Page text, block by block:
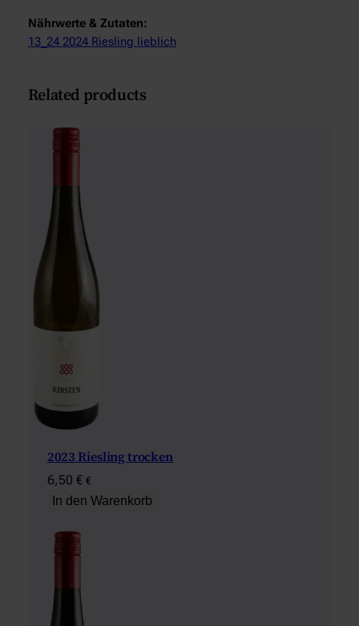
Nährwerte & Zutaten:
13_24 2024 Riesling lieblich
Related products
2023 Riesling trocken
6,50 € €
In den Warenkorb